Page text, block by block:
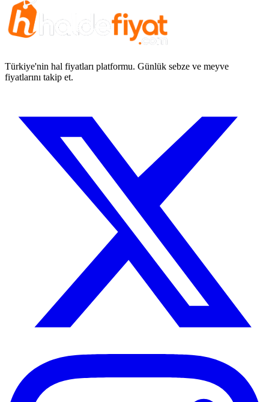
Türkiye'nin hal fiyatları platformu. Günlük sebze ve meyve
fiyatlarını takip et.